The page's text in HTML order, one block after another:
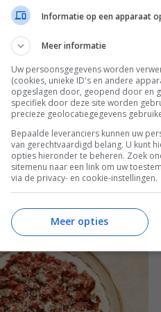
Zomerrecepten
Informatie op een apparaat
Meer informatie
Uw persoonsgegevens worden
(cookies, unieke ID's en andere
opgeslagen door, geopend door en
specifiek door deze site worden
precieze geolocatiegegevens
Bepaalde leveranciers kunnen uw
van gerechtvaardigd belang. U kunt
opties hieronder te beheren. Zoek
sitemenu naar een link om uw
via de privacy- en cookie-instellingen.
Meer opties